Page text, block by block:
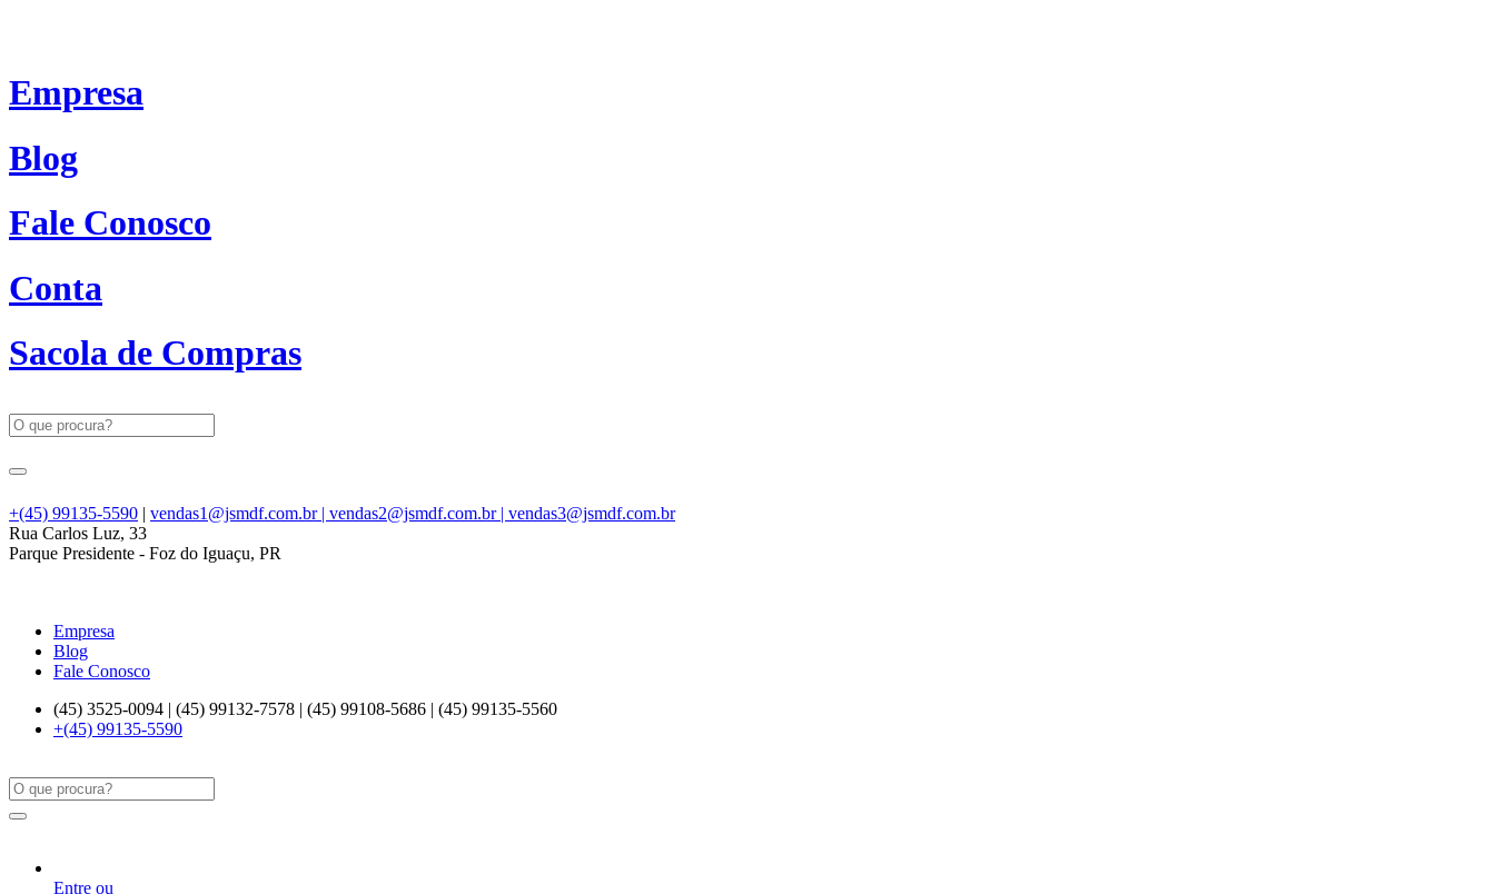
Empresa
Blog
Fale Conosco
Conta
Sacola de Compras
+(45) 99135-5590 | vendas1@jsmdf.com.br | vendas2@jsmdf.com.br | vendas3@jsmdf.com.br
Rua Carlos Luz, 33
Parque Presidente - Foz do Iguaçu, PR
Empresa
Blog
Fale Conosco
(45) 3525-0094 | (45) 99132-7578 | (45) 99108-5686 | (45) 99135-5560
+(45) 99135-5590
Entre ou